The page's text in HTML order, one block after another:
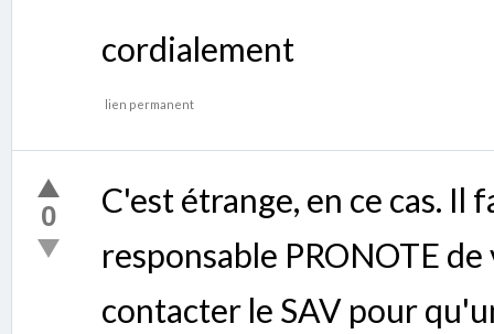
cordialement
lien permanent
0
C'est étrange, en ce cas. Il
responsable PRONOTE
contacter le SAV pour